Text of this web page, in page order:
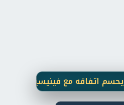
مع فينيسيوس جونيور حتى 2031